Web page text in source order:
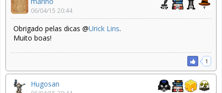
06/04/15 20:44
Obrigado pelas dicas @Urick Lins.
Muito boas!
1
Hugosan